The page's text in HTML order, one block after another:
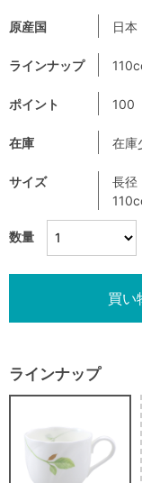
数量
原産国 日本
ラインナップ
ポイント 100
在庫 在庫
サイズ
長径
ラインナップ